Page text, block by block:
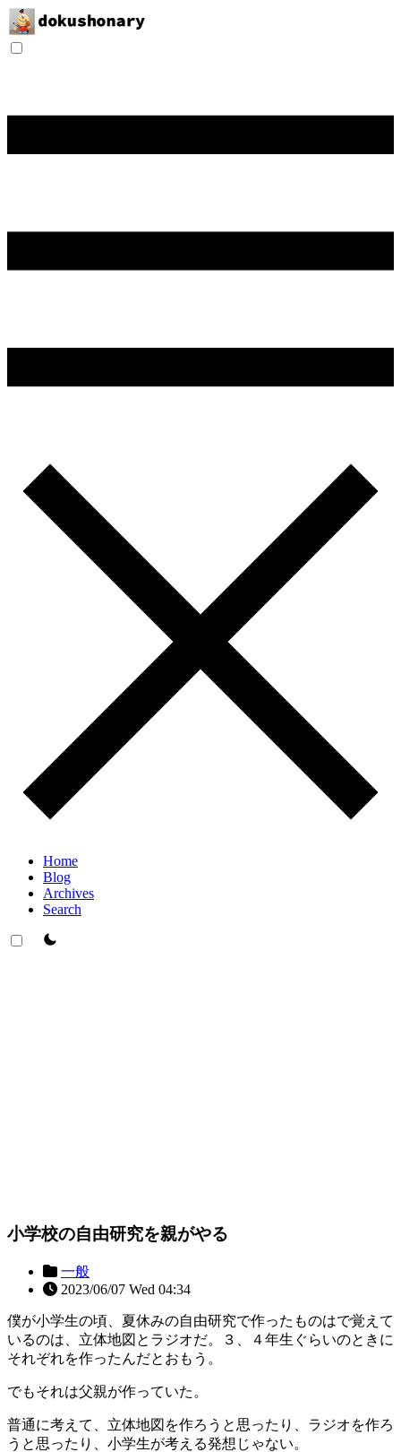
Home
Blog
Archives
Search
theme switcher
小学校の自由研究を親がやる
一般
2023/06/07 Wed 04:34
僕が小学生の頃、夏休みの自由研究で作ったものはで覚えて
いるのは、立体地図とラジオだ。３、４年生ぐらいのときに
それぞれを作ったんだとおもう。
でもそれは父親が作っていた。
普通に考えて、立体地図を作ろうと思ったり、ラジオを作ろ
うと思ったり、小学生が考える発想じゃない。